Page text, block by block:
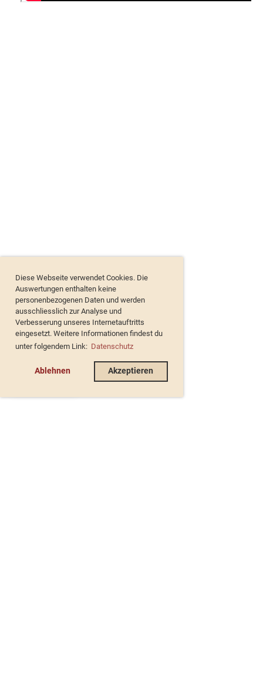
Diese Webseite verwendet Cookies. Die
Auswertungen enthalten keine
personenbezogenen Daten und werden
ausschliesslich zur Analyse und
Verbesserung unseres Internetauftritts
eingesetzt. Weitere Informationen findest du
unter folgendem Link: Datenschutz
Ablehnen Akzeptieren
de